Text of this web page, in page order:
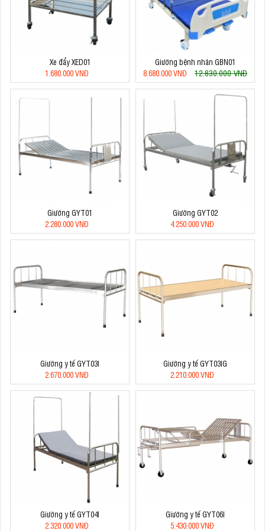
Xe đẩy XED01
1.680.000 VNĐ
Giường bệnh nhân GBN01
8.680.000 VNĐ
12.830.000 VNĐ
Giường GYT01
2.280.000 VNĐ
Giường GYT02
4.250.000 VNĐ
Giường y tế GYT03I
2.670.000 VNĐ
Giường y tế GYT03IG
2.210.000 VNĐ
Giường y tế GYT04I
2.320.000 VNĐ
Giường y tế GYT06I
5.430.000 VNĐ